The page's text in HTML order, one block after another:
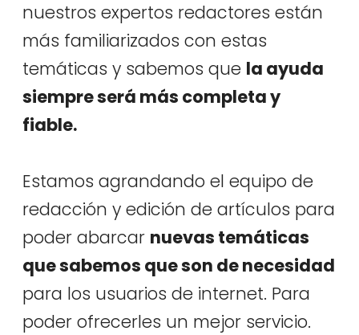
nuestros expertos redactores están
más familiarizados con estas
temáticas y sabemos que la ayuda
siempre será más completa y
fiable.
Estamos agrandando el equipo de
redacción y edición de artículos para
poder abarcar nuevas temáticas
que sabemos que son de necesidad
para los usuarios de internet. Para
poder ofrecerles un mejor servicio.